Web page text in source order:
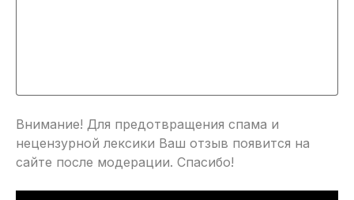
Внимание! Для предотвращения спама и
нецензурной лексики Ваш отзыв появится на
сайте после модерации. Спасибо!